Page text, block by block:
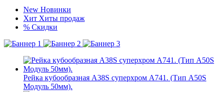
New Новинки
Хит Хиты продаж
% Скидки
Рейка кубообразная A38S суперхром А741. (Тип A50S
Модуль 50мм).